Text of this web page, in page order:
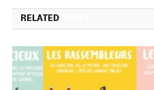
RELATED